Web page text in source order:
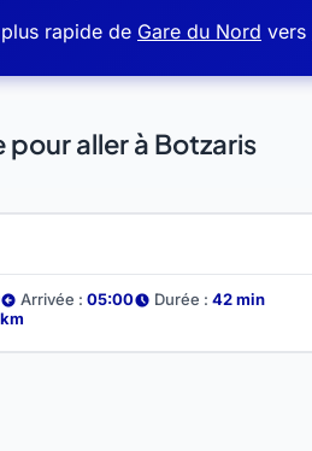
rapide de Gare du Nord vers
pour aller à Botzaris
Arrivée : 05:00 Durée : 42 min